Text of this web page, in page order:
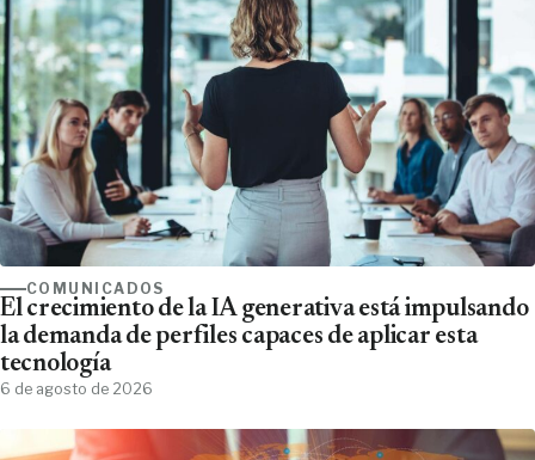
COMUNICADOS
El crecimiento de la IA generativa está impulsando
la demanda de perfiles capaces de aplicar esta
tecnología
6 de agosto de 2026